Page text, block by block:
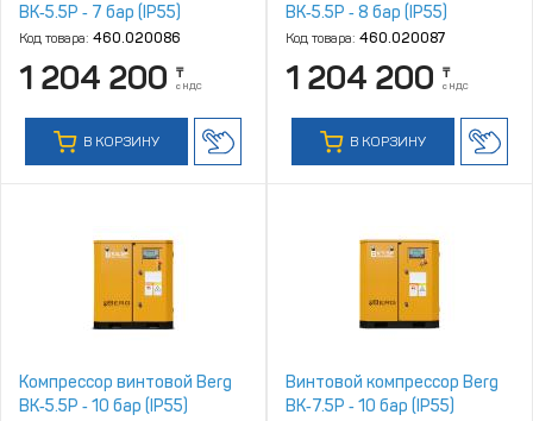
ВК‑5.5Р ‑ 7 бар (IP55)
Код товара: 460.020086
1 204 200 ₸
с НДС
В КОРЗИНУ
ВК‑5.5Р ‑ 8 бар (IP55)
Код товара: 460.020087
1 204 200 ₸
с НДС
В КОРЗИНУ
Компрессор винтовой Berg
ВК‑5.5Р ‑ 10 бар (IP55)
Винтовой компрессор Berg
ВК‑7.5Р ‑ 10 бар (IP55)